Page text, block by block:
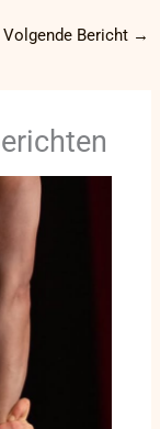
Volgende Bericht →